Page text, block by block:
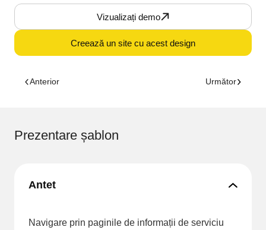
Vizualizați demo
Creează un site cu acest design
Anterior Următor
Prezentare șablon
Antet
Navigare prin paginile de informații de serviciu